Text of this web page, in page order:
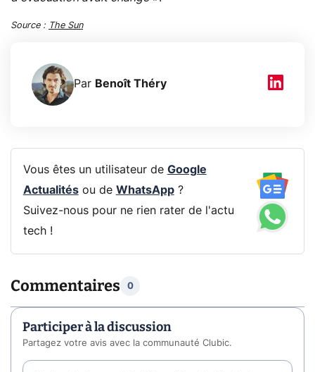
Source : The Sun
Par Benoît Théry
Vous êtes un utilisateur de Google
Actualitésou de WhatsApp?
Suivez-nous pour ne rien rater de l'actu
tech !
Commentaires 0
Participer à la discussion
Partagez votre avis avec la communauté Clubic.